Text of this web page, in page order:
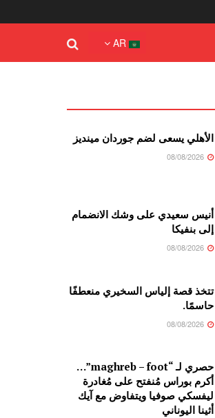
AR
الأهلي يسعى لضم جوردان مينديز
أنيس سعيدي على وشك الانضمام
إلى بنفيكا
تتخذ قصة إلياس السخيري منعطفًا
حاسمًا.
حصري لـ “maghreb – foot”…
أكرم بوراس مُنفتح على مُغادرة
ليفسكي صوفيا ويتفاوض مع آيك
أثينا اليوناني